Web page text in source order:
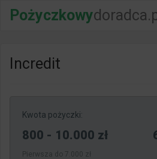
Pożyczkowy
Incredit
Kwota pożyczki:
800 - 10.000 zł
Pierwsza do 7.000 zł